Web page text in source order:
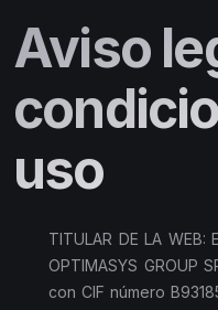
Aviso
uso
TITULAR DE LA
OPTIMASYS GROUP
con CIF número